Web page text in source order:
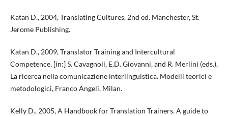
Katan D., 2004, Translating Cultures. 2nd ed. Manchester, St.
Jerome Publishing.
Katan D., 2009, Translator Training and Intercultural
Competence, [in:] S. Cavagnoli, E.D. Giovanni, and R. Merlini (eds.),
La ricerca nella comunicazione interlinguistica. Modelli teorici e
metodologici, Franco Angeli, Milan.
Kelly D., 2005, A Handbook for Translation Trainers. A guide to